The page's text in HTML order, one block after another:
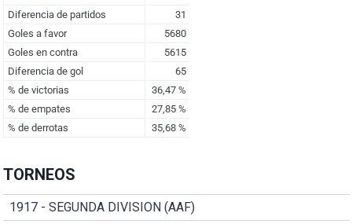
TORNEOS
1917 - SEGUNDA DIVISION (AAF)